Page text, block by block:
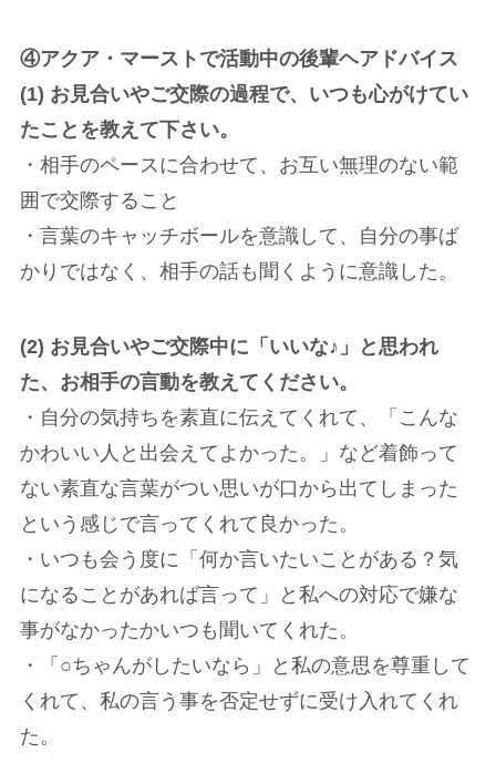
④アクア・マーストで活動中の後輩ヘアドバイス
(1) お見合いやご交際の過程で、いつも心がけてい
たことを教えて下さい。
・相手のペースに合わせて、お互い無理のない範
囲で交際すること
・言葉のキャッチボールを意識して、自分の事ば
かりではなく、相手の話も聞くように意識した。
(2) お見合いやご交際中に「いいな♪」と思われ
た、お相手の言動を教えてください。
・自分の気持ちを素直に伝えてくれて、「こんな
かわいい人と出会えてよかった。」など着飾って
ない素直な言葉がつい思いが口から出てしまった
という感じで言ってくれて良かった。
・いつも会う度に「何か言いたいことがある？気
になることがあれば言って」と私への対応で嫌な
事がなかったかいつも聞いてくれた。
・「○ちゃんがしたいなら」と私の意思を尊重して
くれて、私の言う事を否定せずに受け入れてくれ
た。